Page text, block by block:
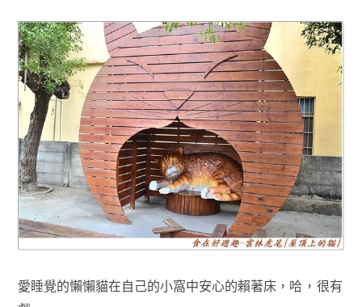
愛睡覺的懶懶貓在自己的小窩中安心的賴著床，哈 ，很有